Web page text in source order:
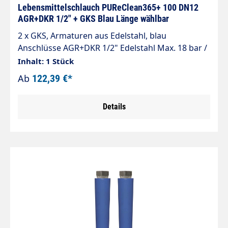
Lebensmittelindustrie.
Lebensmittelschlauch PUReClean365+ 100 DN12
AGR+DKR 1/2" + GKS Blau Länge wählbar
2 x GKS, Armaturen aus Edelstahl, blau
Anschlüsse AGR+DKR 1/2" Edelstahl Max. 18 bar /
100°C Berstdruck 50 bar / 100°C
PUReClean365+®- Lebensmittelschlauch nach
Verordnung (EG) Nr. 1935/2004, (EU) Nr. 10/2011
industrielle Schaumanwendung entwickelt.
handelsüblichen Reinigungsmitteln 3-lagiger PVC
Schlauch mit glatter Decke Verstärkung 1-fache
verrottungsfeste Synthetikfasern Etwa 20 %
leichter und flexibler als vergleichbare
Schlauchtypen Hergestellt aus
Inhalt: 1 Stück
Ab 122,39 €*
Details